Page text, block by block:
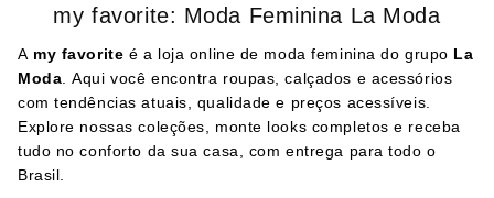
my favorite: Moda Feminina La Moda
A my favorite é a loja online de moda feminina do grupo La
Moda . Aqui você encontra roupas, calçados e acessórios
com tendências atuais, qualidade e preços acessíveis.
Explore nossas coleções, monte looks completos e receba
tudo no conforto da sua casa, com entrega para todo o
Brasil.